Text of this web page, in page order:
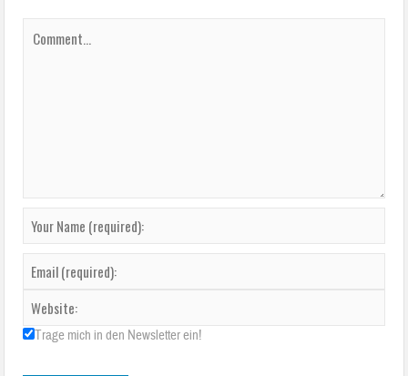
Trage mich in den Newsletter ein!